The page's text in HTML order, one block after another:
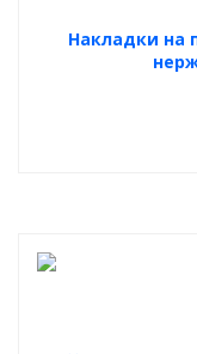
Накладки на